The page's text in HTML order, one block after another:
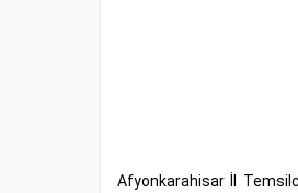
Afyonkarahisar İl